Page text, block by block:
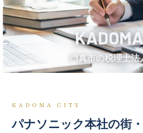
KADOMA
門真市の税理士法
KADOMA CITY
パナソニック本社の街